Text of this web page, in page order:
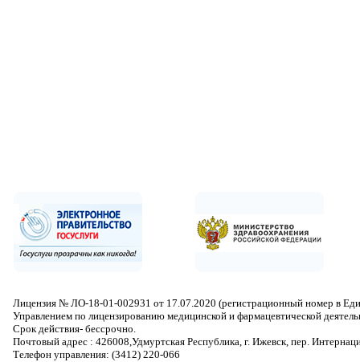
Лицензия № ЛО-18-01-002931 от 17.07.2020 (регистрационный номер в
Управлением по лицензированию медицинской и фармацевтической
Срок действия- бессрочно.
Почтовый адрес : 426008,Удмуртская Республика, г. Ижевск, пер.
Телефон управления: (3412) 220-066